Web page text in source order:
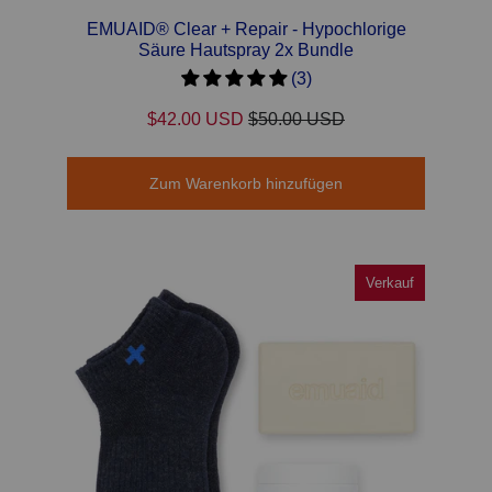
EMUAID® Clear + Repair - Hypochlorige
Säure Hautspray 2x Bundle
(3)
$42.00 USD $50.00 USD
Zum Warenkorb hinzufügen
Verkauf
Verkauf